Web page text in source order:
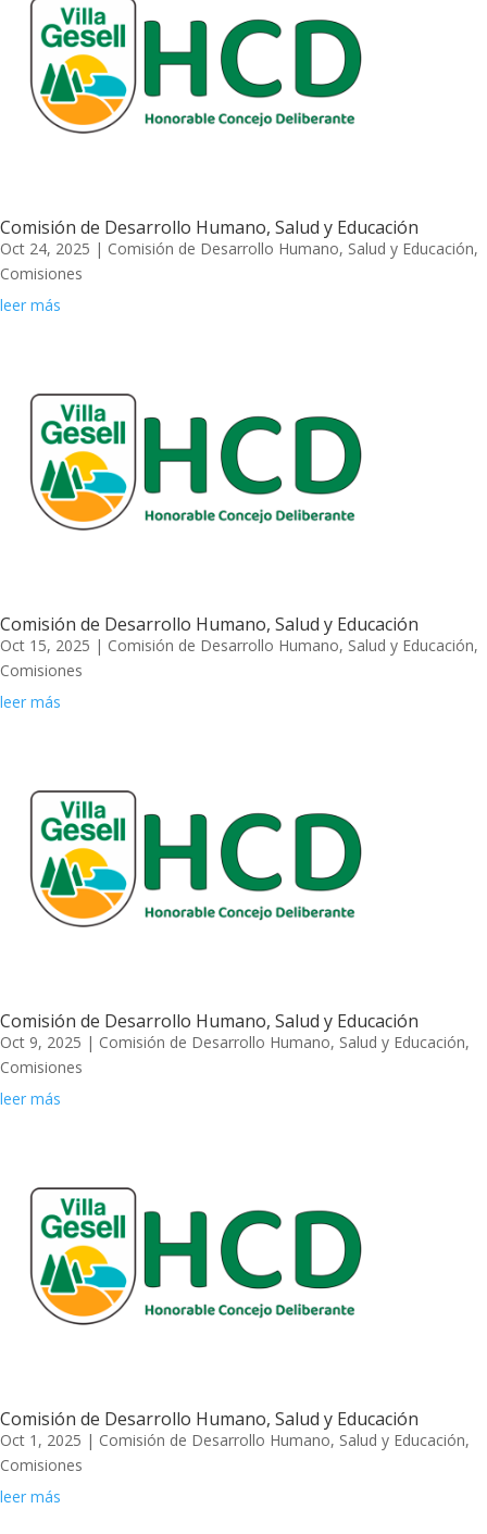
Comisión de Desarrollo Humano, Salud y Educación
Oct 24, 2025 | Comisión de Desarrollo Humano, Salud y Educación,
Comisiones
leer más
Comisión de Desarrollo Humano, Salud y Educación
Oct 15, 2025 | Comisión de Desarrollo Humano, Salud y Educación,
Comisiones
leer más
Comisión de Desarrollo Humano, Salud y Educación
Oct 9, 2025 | Comisión de Desarrollo Humano, Salud y Educación,
Comisiones
leer más
Comisión de Desarrollo Humano, Salud y Educación
Oct 1, 2025 | Comisión de Desarrollo Humano, Salud y Educación,
Comisiones
leer más